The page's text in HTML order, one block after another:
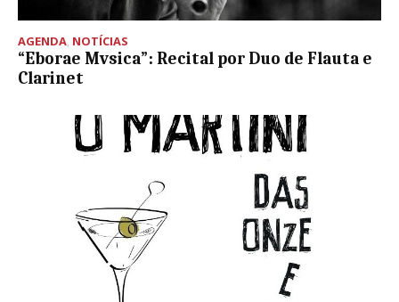
AGENDA, NOTÍCIAS
“Eborae Mvsica”: Recital por Duo de Flauta e
Clarinet